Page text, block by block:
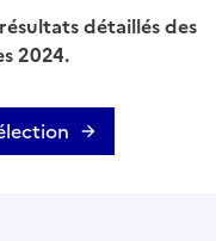
détaillés des
2024.